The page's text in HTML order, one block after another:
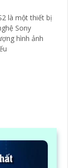
là một thiết bị
hình ảnh